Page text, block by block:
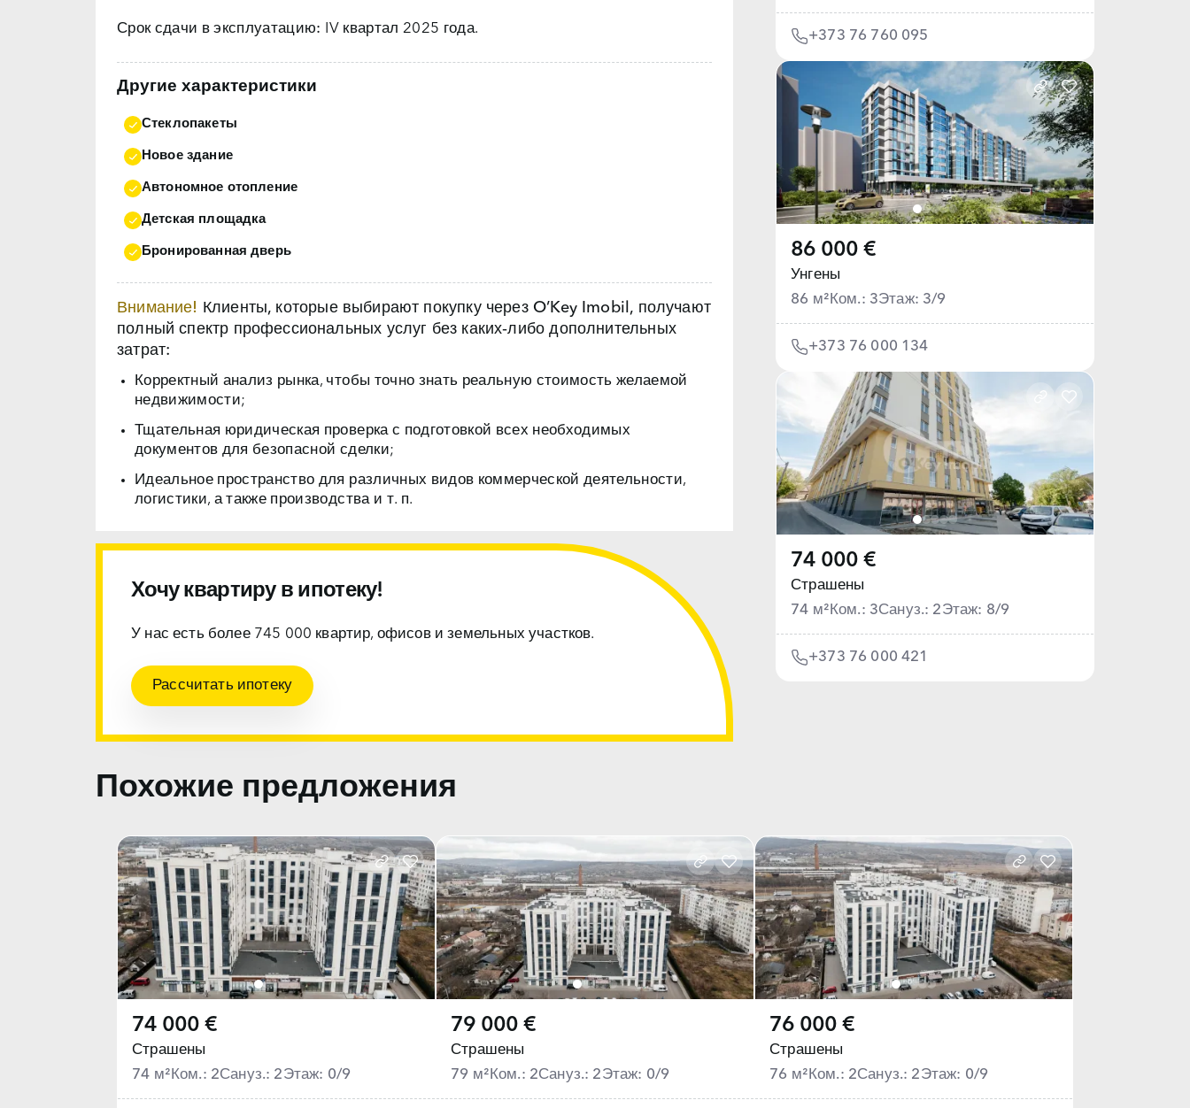
Срок сдачи в эксплуатацию: IV квартал 2025 года.
Другие характеристики
Стеклопакеты
Новое здание
Автономное отопление
Детская площадка
Бронированная дверь
Внимание!
Клиенты, которые выбирают покупку через O’Key Imobil, получают
полный спектр профессиональных услуг без каких‑либо дополнительных
затрат:
Корректный анализ рынка, чтобы точно знать реальную стоимость желаемой
недвижимости;
Тщательная юридическая проверка с подготовкой всех необходимых
документов для безопасной сделки;
Идеальное пространство для различных видов коммерческой деятельности,
логистики, а также производства и т. п.
Хочу квартиру в ипотеку!
У нас есть более 745 000 квартир, офисов и земельных участков.
Рассчитать ипотеку
+373 76 760 095
86 000 €
Унгены
86 м² Ком.: 3Этаж: 3/9
+373 76 000 134
74 000 €
Страшены
74 м² Ком.: 3Сануз.: 2Этаж: 8/9
+373 76 000 421
Похожие предложения
74 000 €
Страшены
74 м² Ком.: 2Сануз.: 2Этаж: 0/9
79 000 €
Страшены
79 м² Ком.: 2Сануз.: 2Этаж: 0/9
76 000 €
Страшены
76 м² Ком.: 2Сануз.: 2Этаж: 0/9